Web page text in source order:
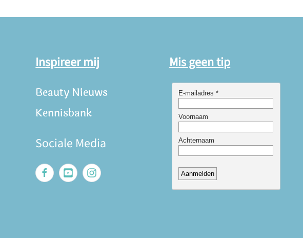
Inspireer mij
Beauty Nieuws
Kennisbank
Sociale Media
Mis geen tip